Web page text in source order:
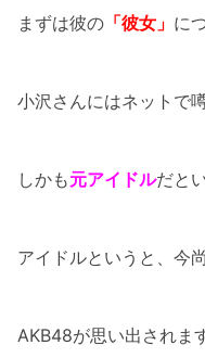
まずは彼の 「彼女」 に
小沢さんにはネットで
しかも元アイドルだと
アイドルというと、今
AKB48が思い出されま